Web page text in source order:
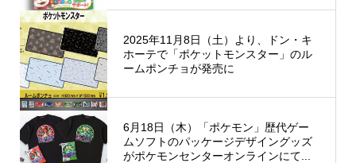
2025年11月8日（土）より、ドン・キ
ホーテで「ポケットモンスター」のル
ームポンチョが発売に
6月18日（木）「ポケモン」歴代ゲー
ムソフトのパッケージデザイングッズ
がポケモンセンターオンラインにて...